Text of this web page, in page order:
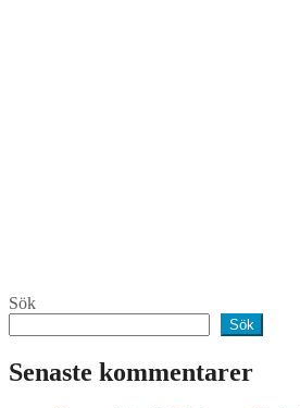
Sök
Sök
Senaste kommentarer